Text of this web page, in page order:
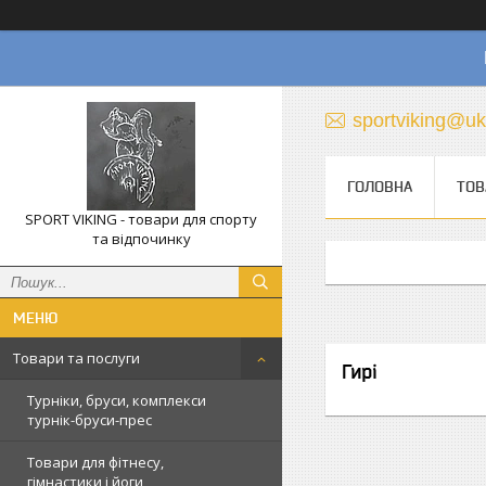
SPORT VIKING - товари для спорту
та відпочинку
Товари та послуги
Турніки, бруси, комплекси
турнік-бруси-прес
Товари для фітнесу,
гімнастики і йоги
ГОЛОВНА
Гирі